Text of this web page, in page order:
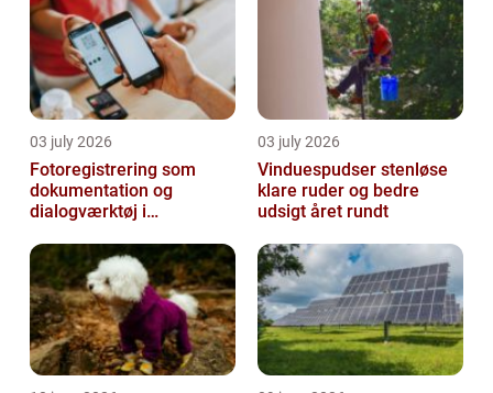
03 july 2026
Fotoregistrering som
dokumentation og
dialogværktøj i
03 july 2026
Vinduespudser stenløse
klare ruder og bedre
udsigt året rundt